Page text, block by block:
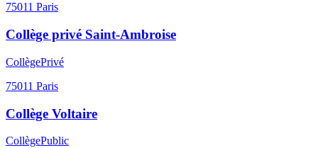
75011 Paris
Collège privé Saint-Ambroise
CollègePrivé
75011 Paris
Collège Voltaire
CollègePublic